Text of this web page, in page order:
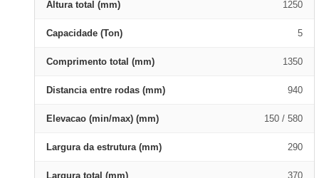
Altura total (mm) 1250
Capacidade (Ton) 5
Comprimento total (mm) 1350
Distancia entre rodas (mm) 940
Elevacao (min/max) (mm) 150 / 580
Largura da estrutura (mm) 290
Largura total (mm) 370